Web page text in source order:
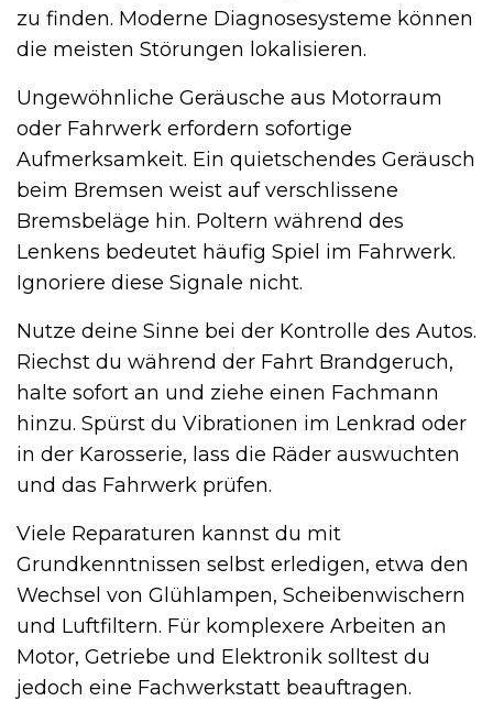
zu finden. Moderne Diagnosesysteme können
die meisten Störungen lokalisieren.
Ungewöhnliche Geräusche aus Motorraum
oder Fahrwerk erfordern sofortige
Aufmerksamkeit. Ein quietschendes Geräusch
beim Bremsen weist auf verschlissene
Bremsbeläge hin. Poltern während des
Lenkens bedeutet häufig Spiel im Fahrwerk.
Ignoriere diese Signale nicht.
Nutze deine Sinne bei der Kontrolle des Autos.
Riechst du während der Fahrt Brandgeruch,
halte sofort an und ziehe einen Fachmann
hinzu. Spürst du Vibrationen im Lenkrad oder
in der Karosserie, lass die Räder auswuchten
und das Fahrwerk prüfen.
Viele Reparaturen kannst du mit
Grundkenntnissen selbst erledigen, etwa den
Wechsel von Glühlampen, Scheibenwischern
und Luftfiltern. Für komplexere Arbeiten an
Motor, Getriebe und Elektronik solltest du
jedoch eine Fachwerkstatt beauftragen.